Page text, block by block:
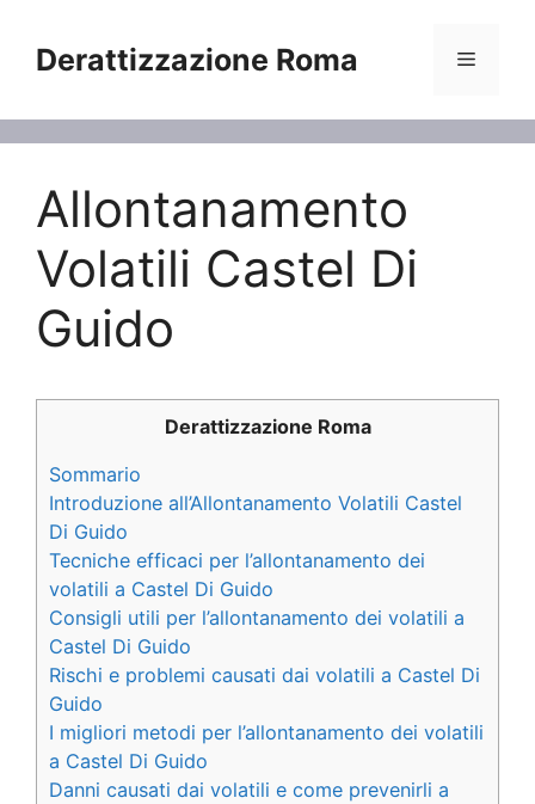
contenuto
Derattizzazione Roma Menu
Allontanamento
Volatili Castel Di
Guido
Derattizzazione Roma
Sommario
Introduzione all’Allontanamento Volatili Castel
Di Guido
Tecniche efficaci per l’allontanamento dei
volatili a Castel Di Guido
Consigli utili per l’allontanamento dei volatili a
Castel Di Guido
Rischi e problemi causati dai volatili a Castel Di
Guido
I migliori metodi per l’allontanamento dei volatili
a Castel Di Guido
Danni causati dai volatili e come prevenirli a